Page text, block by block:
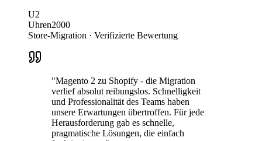
U2
Uhren2000
Store-Migration · Verifizierte Bewertung
"Magento 2 zu Shopify - die Migration
verlief absolut reibungslos. Schnelligkeit
und Professionalität des Teams haben
unsere Erwartungen übertroffen. Für jede
Herausforderung gab es schnelle,
pragmatische Lösungen, die einfach